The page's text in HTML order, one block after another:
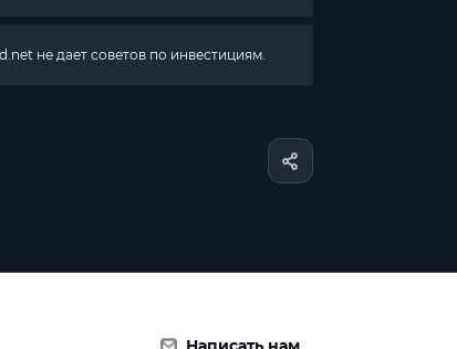
не дает советов по инвестициям.